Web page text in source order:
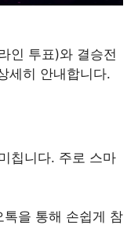
인 투표)와 결승전
세히 안내합니다.
칩니다. 주로 스마
을 통해 손쉽게 참